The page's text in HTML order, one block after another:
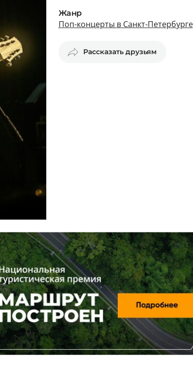
Жанр
Поп-концерты в Санкт-Петербурге
Рассказать друзьям